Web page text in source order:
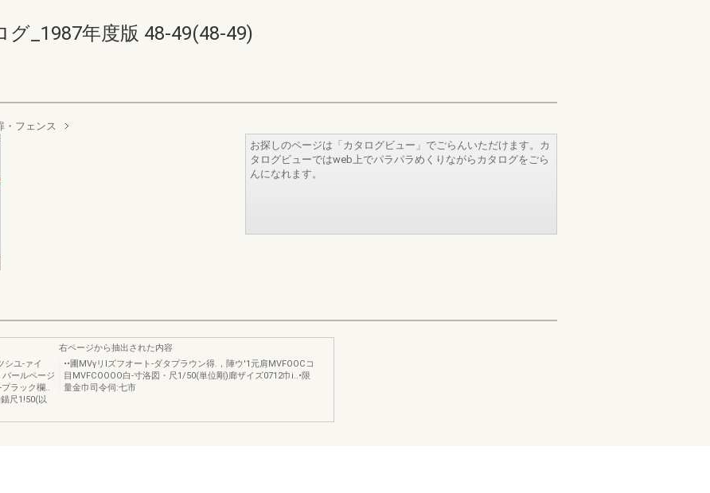
_1987年度版 48-49(48-49)
フェンス
お探しのページは「カタログビュー」でごらんいただけます。カ
タログビューではweb上でパラパラめくりながらカタログをごら
んになれます。
シユ-ァイ
ールページ
ラック欄..
尺1!50(以
右ページから抽出された内容
••圃MVγリlズフオート-ダタプラウン得.，陣ウ'1元肩MVFOOCコ
目MVFCOOOO白-寸洛図・尺1/50(単位剛)廊ザイズ0712巾i..•限
量金巾司令伺:七市